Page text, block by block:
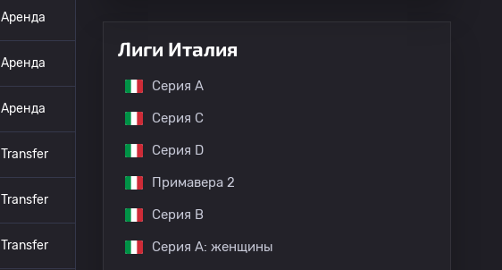
Аренда
Аренда
Аренда
Transfer
Transfer
Transfer
Лиги Италия
Серия А
Серия C
Серия D
Примавера 2
Серия B
Серия A: женщины